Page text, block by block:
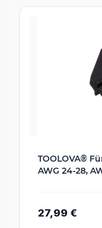
TOOLOVA®
AWG 24-28,
27,99 €